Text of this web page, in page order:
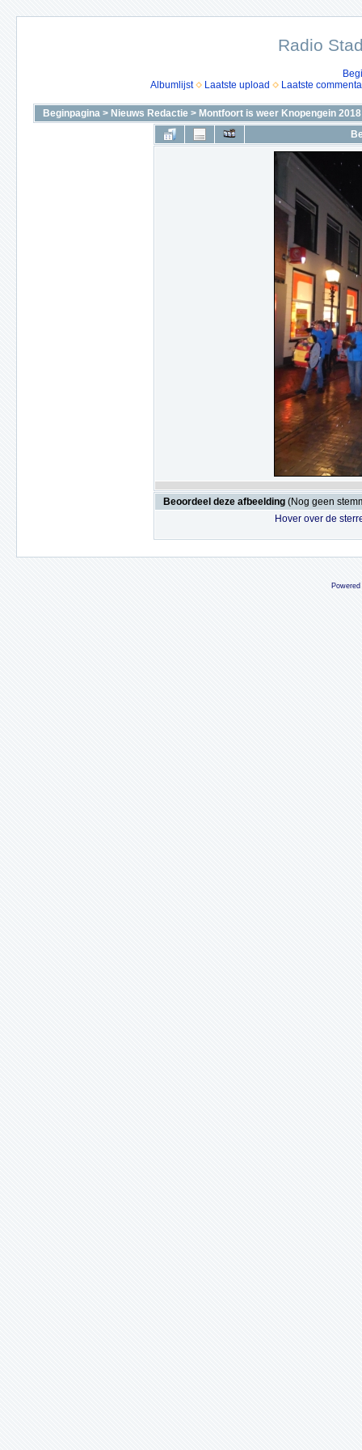
Radio
Albumlijst
Laatste upload Laatste
Beginpagina > Nieuws Redactie > Montfoort is weer Knopengein 2018
Beoordeel deze afbeelding (Nog geen
Hover over de